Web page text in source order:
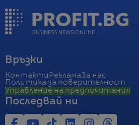
Връзки
Контакти РекламаЗа нас
Политика за поверителност
Управление на предпочитания
Последвай ни